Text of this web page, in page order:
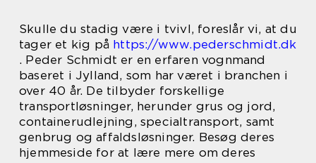
Skulle du stadig være i tvivl, foreslår vi, at du
tager et kig på https://www.pederschmidt.dk
. Peder Schmidt er en erfaren vognmand
baseret i Jylland, som har været i branchen i
over 40 år. De tilbyder forskellige
transportløsninger, herunder grus og jord,
containerudlejning, specialtransport, samt
genbrug og affaldsløsninger. Besøg deres
hjemmeside for at lære mere om deres